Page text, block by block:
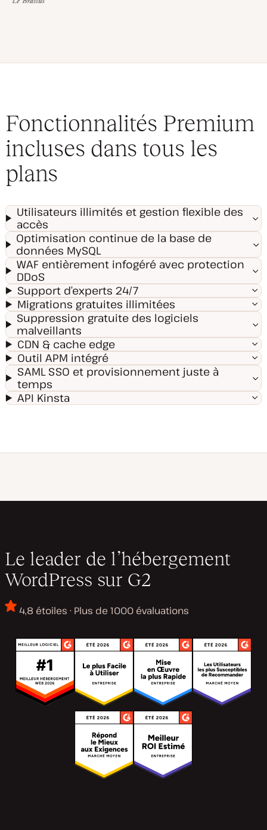
Fonctionnalités Premium
incluses dans tous les
plans
Utilisateurs illimités et gestion flexible des
accès
Optimisation continue de la base de
données MySQL
WAF entièrement infogéré avec protection
DDoS
Support d’experts 24/7
Migrations gratuites illimitées
Suppression gratuite des logiciels
malveillants
CDN & cache edge
Outil APM intégré
SAML SSO et provisionnement juste à
temps
API Kinsta
Le leader de l’hébergement
WordPress sur G2
4,8 étoiles · Plus de 1000 évaluations